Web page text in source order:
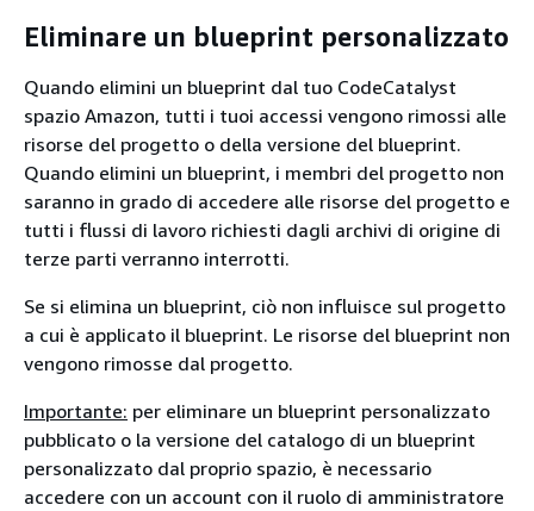
Eliminare un blueprint personalizzato
Quando elimini un blueprint dal tuo CodeCatalyst
spazio Amazon, tutti i tuoi accessi vengono rimossi alle
risorse del progetto o della versione del blueprint.
Quando elimini un blueprint, i membri del progetto non
saranno in grado di accedere alle risorse del progetto e
tutti i flussi di lavoro richiesti dagli archivi di origine di
terze parti verranno interrotti.
Se si elimina un blueprint, ciò non influisce sul progetto
a cui è applicato il blueprint. Le risorse del blueprint non
vengono rimosse dal progetto.
Importante: per eliminare un blueprint personalizzato
pubblicato o la versione del catalogo di un blueprint
personalizzato dal proprio spazio, è necessario
accedere con un account con il ruolo di amministratore